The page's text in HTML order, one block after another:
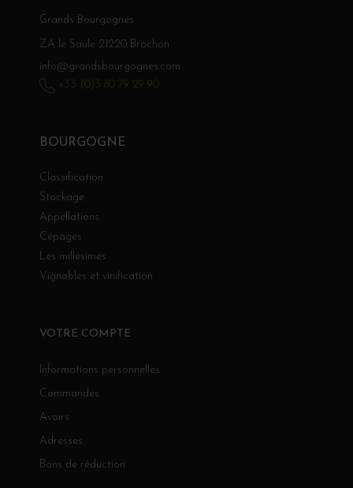
BOURGOGNE
Classification
Stockage
Appellations
Cépages
Les millésimes
Vignobles et vinification
VOTRE COMPTE
Informations personnelles
Commandes
Avoirs
Adresses
Bons de réduction
Grands Bourgognes
ZA le Saule 21220 Brochon
info@grandsbourgognes.com
+33 (0)3 80 79 29 90